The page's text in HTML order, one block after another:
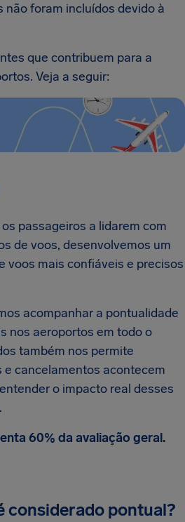
não foram incluídos devido à
que contribuem para a
Veja a seguir:
passageiros a lidarem com
de voos, desenvolvemos um
voos mais confiáveis e precisos
acompanhar a pontualidade
nos aeroportos em todo o
também nos permite
cancelamentos acontecem
o impacto real desses
60% da avaliação geral.
considerado pontual?